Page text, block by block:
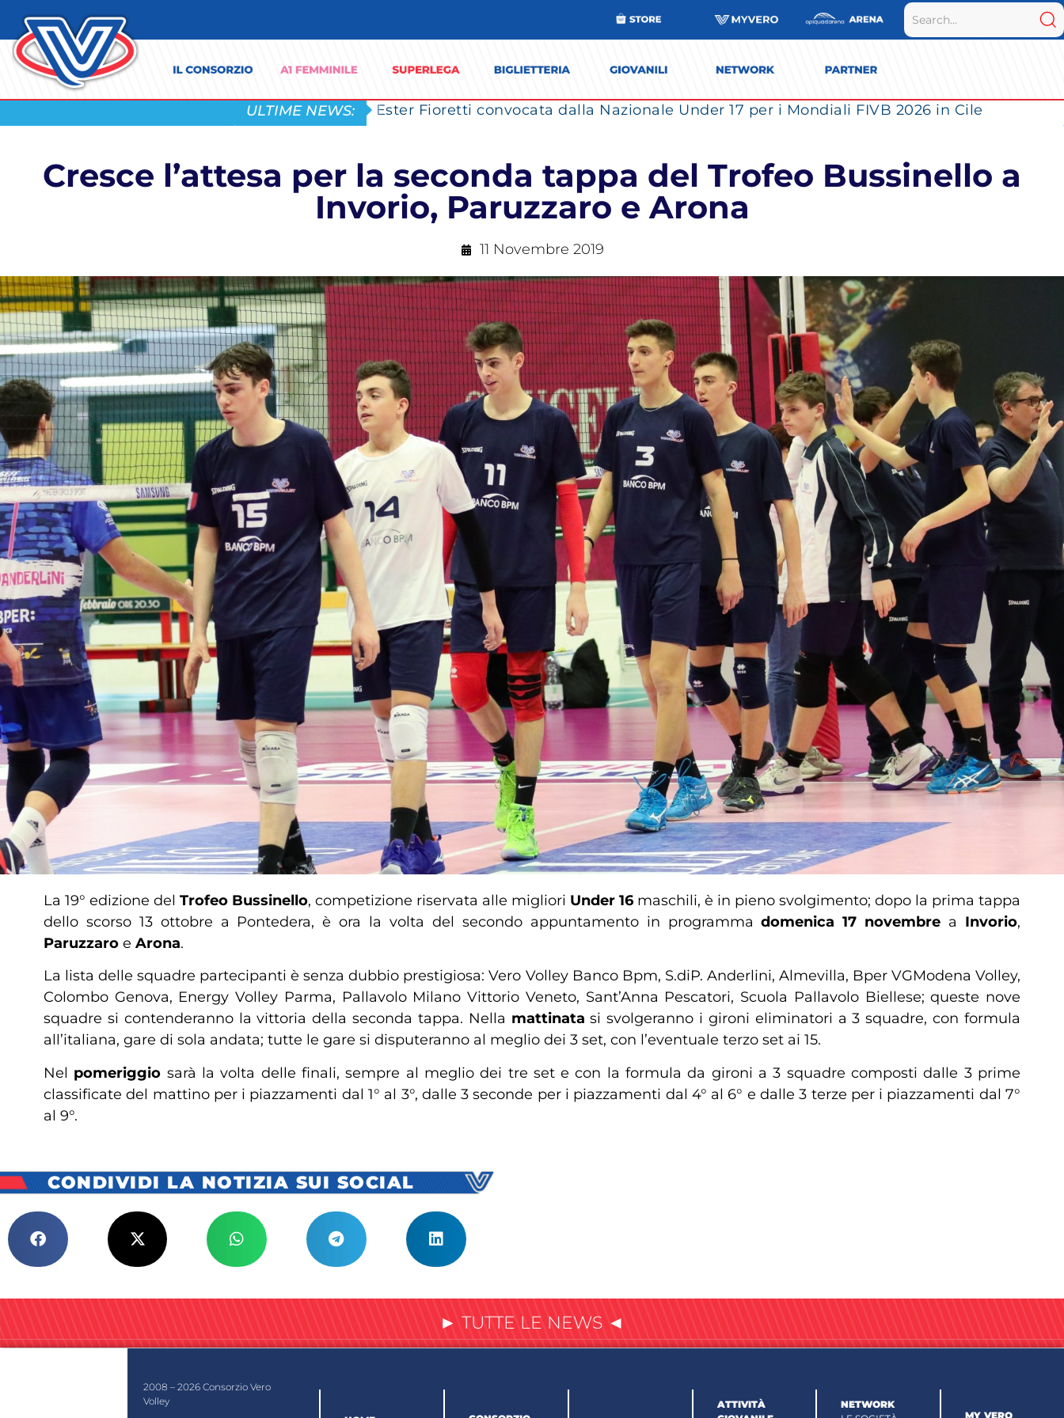
ULTIME NEWS: Ester Fioretti convocata dalla Nazionale Under 17 per i Mondiali FIVB 2026 in Cile
Cresce l’attesa per la seconda tappa del Trofeo Bussinello a
Invorio, Paruzzaro e Arona
11 Novembre 2019
La 19° edizione del Trofeo Bussinello, competizione riservata alle migliori Under 16 maschili, è in pieno svolgimento; dopo la prima tappa
dello scorso 13 ottobre a Pontedera, è ora la volta del secondo appuntamento in programmadomenica 17 novembre a Invorio,
Paruzzaro e Arona.
La lista delle squadre partecipanti è senza dubbio prestigiosa: Vero Volley Banco Bpm, S.diP. Anderlini, Almevilla, Bper VGModena Volley,
Colombo Genova, Energy Volley Parma, Pallavolo Milano Vittorio Veneto, Sant’Anna Pescatori, Scuola Pallavolo Biellese; queste nove
squadre si contenderanno la vittoria della seconda tappa. Nella mattinata si svolgeranno i gironi eliminatori a 3 squadre, con formula
all’italiana, gare di sola andata; tutte le gare si disputeranno al meglio dei 3 set, con l’eventuale terzo set ai 15.
Nel pomeriggio sarà la volta delle finali, sempre al meglio dei tre set e con la formula da gironi a 3 squadre composti dalle 3 prime
classificate del mattino per i piazzamenti dal 1° al 3°, dalle 3 seconde per i piazzamenti dal 4° al 6° e dalle 3 terze per i piazzamenti dal 7°
al 9°.
CONDIVIDI LA NOTIZIA SUI SOCIAL
► TUTTE LE NEWS ◄
2008 – 2026 Consorzio Vero
Volley
ATTIVITÀ
NETWORK
MY VERO